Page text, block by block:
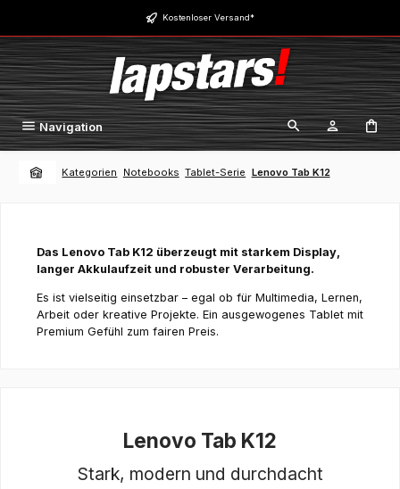
Zum Hauptinhalt springen Kostenloser Versand*
Navigation
Kategorien Notebooks Tablet-Serie Lenovo Tab K12
Das Lenovo Tab K12 überzeugt mit starkem Display,
langer Akkulaufzeit und robuster Verarbeitung.
Es ist vielseitig einsetzbar – egal ob für Multimedia, Lernen,
Arbeit oder kreative Projekte. Ein ausgewogenes Tablet mit
Premium Gefühl zum fairen Preis.
Lenovo Tab K12
Stark, modern und durchdacht